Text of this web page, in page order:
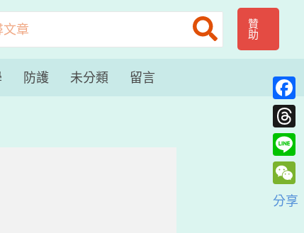
贊
助
防護 未分類 留言
Line
分享